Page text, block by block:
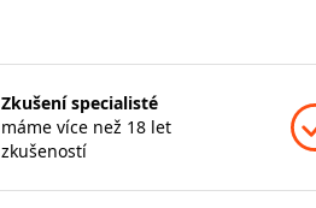
Zkušení specialisté
máme více než 18 let
zkušeností